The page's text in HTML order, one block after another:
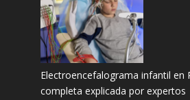
Electroencefalograma infantil en
completa explicada por expertos